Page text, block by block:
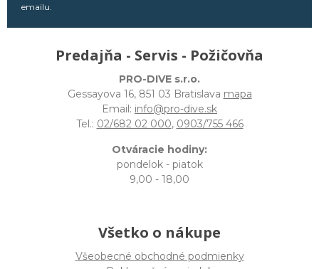
emailu.
Predajňa - Servis - Požičovňa
PRO-DIVE s.r.o.
Gessayova 16, 851 03 Bratislava mapa
Email: info@pro-dive.sk
Tel.: 02/682 02 000, 0903/755 466
Otváracie hodiny:
pondelok - piatok
9,00 - 18,00
Všetko o nákupe
Všeobecné obchodné podmienky